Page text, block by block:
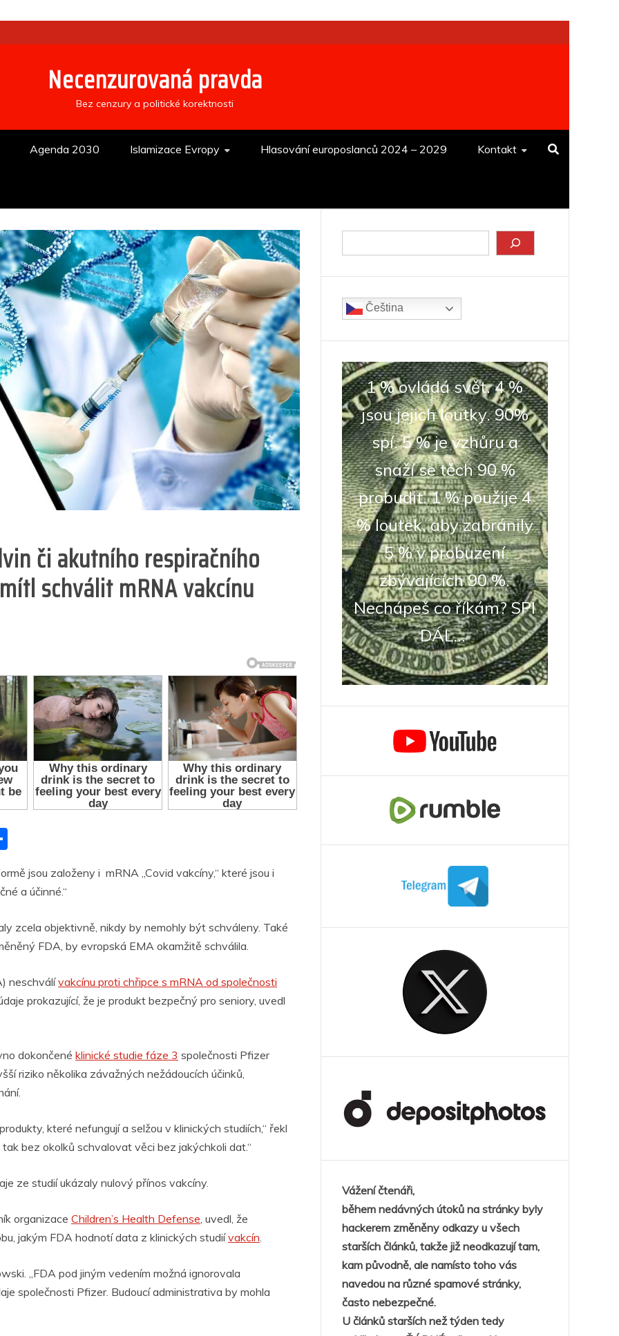
Necenzurovaná pravda
Bez cenzury a politické korektnosti
Agenda 2030 Islamizace Evropy Hlasování europoslanců 2024 – 2029 Kontakt
či akutního respiračního
schválit mRNA vakcínu
arjsou založeny i mRNA „Covid vakcíny,“ které jsou i
a účinné.“
zcela objektivně, nikdy by nemohly být schváleny. Také
FDA, by evropská EMA okamžitě schválila.
neschválívakcínu proti chřipce s mRNA od společnosti
prokazující, že je produkt bezpečný pro seniory, uvedl
dokončené klinické studie fáze 3 společnosti Pfizer
riziko několika závažných nežádoucích účinků,
které nefungují a selžou v klinických studiích,“ řekl
bez okolků schvalovat věci bez jakýchkoli dat.“
ze studií ukázaly nulový přínos vakcíny.
organizace Children’s Health Defense, uvedl, že
jakým FDA hodnotí data z klinických studiívakcín.
„FDA pod jiným vedením možná ignorovala
společnosti Pfizer. Budoucí administrativa by mohla
Čeština‎
1 % ovládá svět. 4 %
jsou jejich loutky. 90%
spí. 5 % je vzhůru a
snaží se těch 90 %
probudit. 1 % použije 4
% loutek, aby zabránily
5 % v probuzení
zbývajících 90 %.
Nechápeš co říkám? SPI
DÁL...
Vážení čtenáři,
během nedávných útoků na stránky byly
hackerem změněny odkazy u všech
starších článků, takže již neodkazují tam,
kam původně, ale namísto toho vás
navedou na různé spamové stránky,
často nebezpečné.
U článků starších než týden tedy